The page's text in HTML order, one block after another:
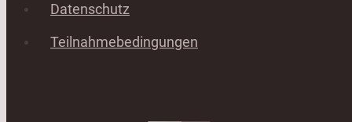
Datenschutz
Teilnahmebedingungen